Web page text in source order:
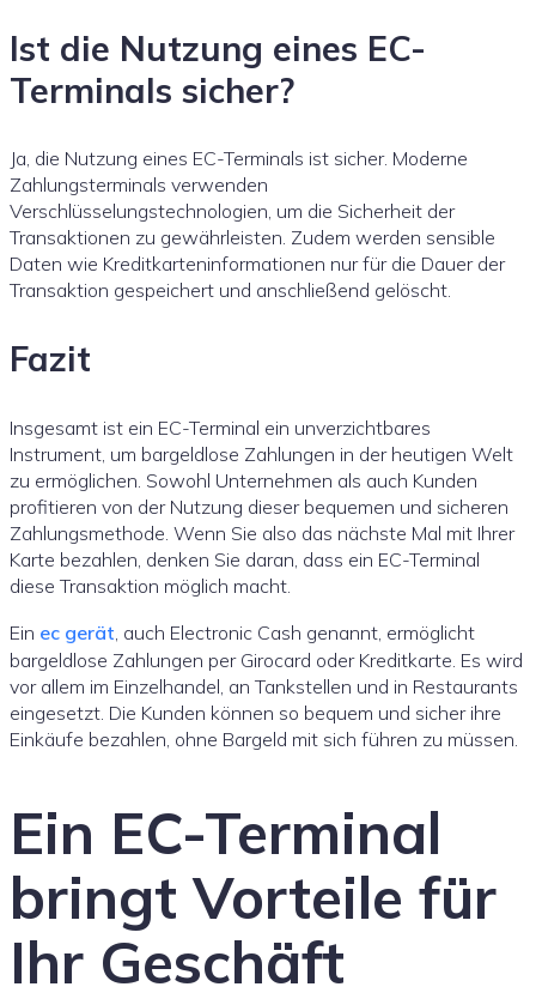
Ist die Nutzung eines EC-
Terminals sicher?
Ja, die Nutzung eines EC-Terminals ist sicher. Moderne
Zahlungsterminals verwenden
Verschlüsselungstechnologien, um die Sicherheit der
Transaktionen zu gewährleisten. Zudem werden sensible
Daten wie Kreditkarteninformationen nur für die Dauer der
Transaktion gespeichert und anschließend gelöscht.
Fazit
Insgesamt ist ein EC-Terminal ein unverzichtbares
Instrument, um bargeldlose Zahlungen in der heutigen Welt
zu ermöglichen. Sowohl Unternehmen als auch Kunden
profitieren von der Nutzung dieser bequemen und sicheren
Zahlungsmethode. Wenn Sie also das nächste Mal mit Ihrer
Karte bezahlen, denken Sie daran, dass ein EC-Terminal
diese Transaktion möglich macht.
Ein ec gerät , auch Electronic Cash genannt, ermöglicht
bargeldlose Zahlungen per Girocard oder Kreditkarte. Es wird
vor allem im Einzelhandel, an Tankstellen und in Restaurants
eingesetzt. Die Kunden können so bequem und sicher ihre
Einkäufe bezahlen, ohne Bargeld mit sich führen zu müssen.
Ein EC-Terminal
bringt Vorteile für
Ihr Geschäft